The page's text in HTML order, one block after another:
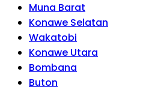
Muna Barat
Konawe Selatan
Wakatobi
Konawe Utara
Bombana
Buton